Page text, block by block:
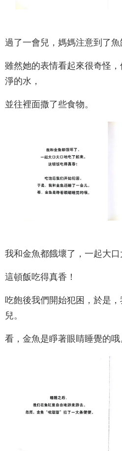
過了一會兒，媽媽注意到了魚
雖然她的表情看起來很奇怪
淨的水，
並往裡面撒了些食物。
我和金魚都餓壞了，一起大口
這頓飯吃得真香！
吃飽後我們開始犯困，於是
兒。
看，金魚是睜著眼睛睡覺的哦